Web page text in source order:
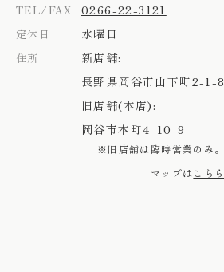
TEL/FAX 0266-22-3121
定休日 水曜日
住所
新店舗:
長野県岡谷市山下町2-1-8
旧店舗(本店):
岡谷市本町4-10-9
※旧店舗は臨時営業のみ。
マップは こちら